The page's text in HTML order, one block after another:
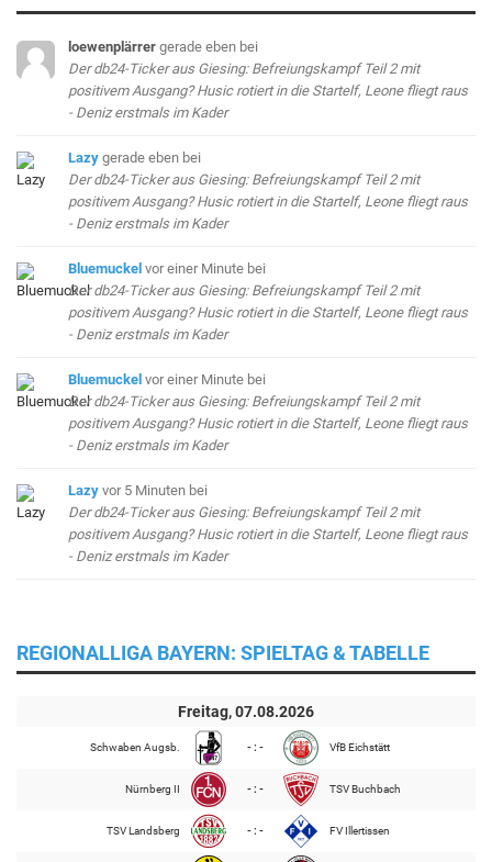
loewenplärrer gerade eben bei
Der db24-Ticker aus Giesing: Befreiungskampf Teil 2 mit
positivem Ausgang? Husic rotiert in die Startelf, Leone fliegt raus
- Deniz erstmals im Kader
Lazy gerade eben bei
Der db24-Ticker aus Giesing: Befreiungskampf Teil 2 mit
positivem Ausgang? Husic rotiert in die Startelf, Leone fliegt raus
- Deniz erstmals im Kader
Bluemuckel vor einer Minute bei
Der db24-Ticker aus Giesing: Befreiungskampf Teil 2 mit
positivem Ausgang? Husic rotiert in die Startelf, Leone fliegt raus
- Deniz erstmals im Kader
Bluemuckel vor einer Minute bei
Der db24-Ticker aus Giesing: Befreiungskampf Teil 2 mit
positivem Ausgang? Husic rotiert in die Startelf, Leone fliegt raus
- Deniz erstmals im Kader
Lazy vor 5 Minuten bei
Der db24-Ticker aus Giesing: Befreiungskampf Teil 2 mit
positivem Ausgang? Husic rotiert in die Startelf, Leone fliegt raus
- Deniz erstmals im Kader
REGIONALLIGA BAYERN: SPIELTAG & TABELLE
Freitag, 07.08.2026
Schwaben Augsb. - : - VfB Eichstätt
Nürnberg II - : - TSV Buchbach
TSV Landsberg - : - FV Illertissen